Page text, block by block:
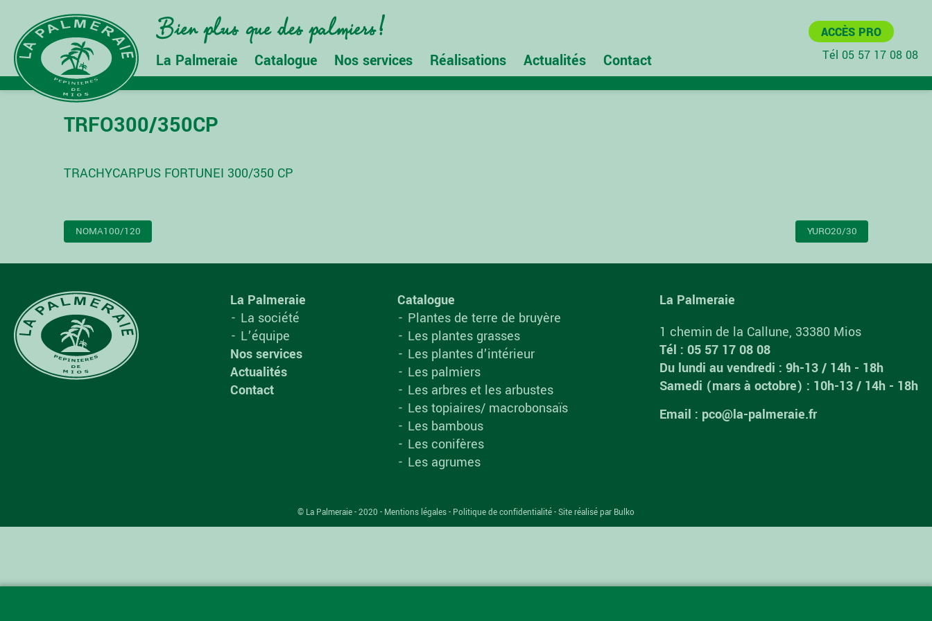
La Palmeraie Catalogue Nos services Réalisations Actualités Contact
ACCÈS PRO
Tél 05 57 17 08 08
TRFO300/350CP
TRACHYCARPUS FORTUNEI 300/350 CP
NAVIGATION
NOMA100/120 YURO20/30
La Palmeraie
La société
L’équipe
Nos services
Actualités
Contact
Catalogue
Plantes de terre de bruyère
Les plantes grasses
Les plantes d’intérieur
Les palmiers
Les arbres et les arbustes
Les topiaires/ macrobonsaïs
Les bambous
Les conifères
Les agrumes
La Palmeraie
1 chemin de la Callune, 33380 Mios
Tél : 05 57 17 08 08
Du lundi au vendredi : 9h-13 / 14h - 18h
Samedi (mars à octobre) : 10h-13 / 14h - 18h
Email : pco@la-palmeraie.fr
© La Palmeraie - 2020 - Mentions légales- Politique de confidentialité-Site réalisé par Bulko